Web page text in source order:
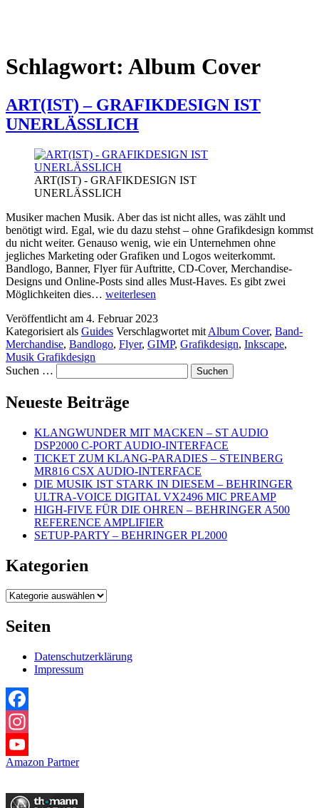
Schlagwort: Album Cover
ART(IST) – GRAFIKDESIGN IST
UNERLÄSSLICH
ART(IST) - GRAFIKDESIGN IST
UNERLÄSSLICH
Musiker machen Musik. Aber das ist nicht alles, was zählt und
benötigt wird. Egal, wie du dazu stehst – ohne Grafikdesign kommst
du nicht weiter. Genauso wenig, wie ein Unternehmen ohne
jegliches Marketing oder Grafiken und Logos weiterkommt.
Bandlogo, Banner, Flyer für Auftritte, CD-Cover, Merchandise-
Designs und Online-Posts sind alles Must-Haves. Es gibt zwei
Möglichkeiten dies… ART(IST)
GRAFIKDESIGN
IST
UNERLÄSSLICH
weiterlesen
Veröffentlicht am 4. Februar 2023
Kategorisiert als Guides Verschlagwortet mit Album Cover, Band-
Merchandise, Bandlogo, Flyer, GIMP, Grafikdesign, Inkscape,
Musik Grafikdesign
Suchen …
Neueste Beiträge
KLANGWUNDER MIT MACKEN – ST AUDIO
DSP2000 C-PORT AUDIO-INTERFACE
TICKET ZUM KLANG-PARADIES – STEINBERG
MR816 CSX AUDIO-INTERFACE
DIE MUSIK IST STARK IN DIESEM – BEHRINGER
ULTRA-VOICE DIGITAL VX2496 MIC PREAMP
HIGH-FIVE FÜR DIE OHREN – BEHRINGER A500
REFERENCE AMPLIFIER
SETUP-PARTY – BEHRINGER PL2000
Kategorien
Kategorien
Seiten
Datenschutzerklärung
Impressum
Facebook
Instagram
YouTube
Amazon Partner